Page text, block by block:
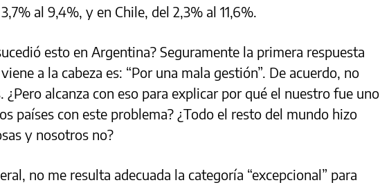
al 9,4%, y en Chile, del 2,3% al 11,6%.
esto en Argentina? Seguramente la primera respuesta
a la cabeza es: “Por una mala gestión”. De acuerdo, no
¿Pero alcanza con eso para explicar por qué el nuestro fue uno
países con este problema? ¿Todo el resto del mundo hizo
y nosotros no?
no me resulta adecuada la categoría “excepcional” para